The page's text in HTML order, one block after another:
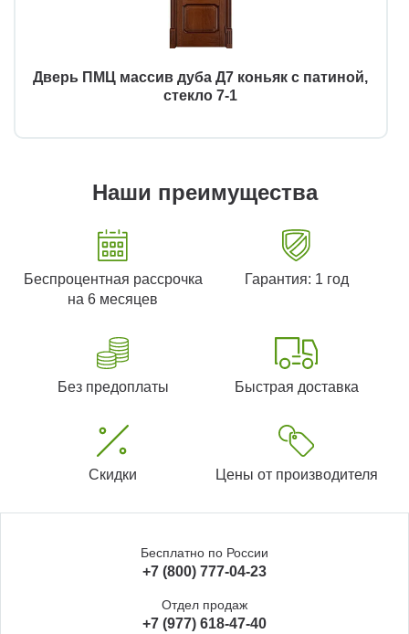
Дверь ПМЦ массив дуба Д7 коньяк с патиной,
стекло 7-1
Наши преимущества
Беспроцентная рассрочка
на 6 месяцев
Гарантия: 1 год
Без предоплаты Быстрая доставка
Скидки Цены от производителя
Бесплатно по России
+7 (800) 777-04-23
Отдел продаж
+7 (977) 618-47-40